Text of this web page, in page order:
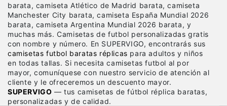
barata, camiseta Atlético de Madrid barata, camiseta
Manchester City barata, camiseta España Mundial 2026
barata, camiseta Argentina Mundial 2026 barata, y
muchas más. Camisetas de futbol personalizadas gratis
con nombre y número. En SUPERVIGO, encontrarás sus
camisetas futbol baratas réplicas para adultos y niños
en todas tallas. Si necesita camisetas futbol al por
mayor, comuníquese con nuestro servicio de atención al
cliente y le ofreceremos un descuento mayor.
SUPERVIGO — tus camisetas de fútbol réplica baratas,
personalizadas y de calidad.